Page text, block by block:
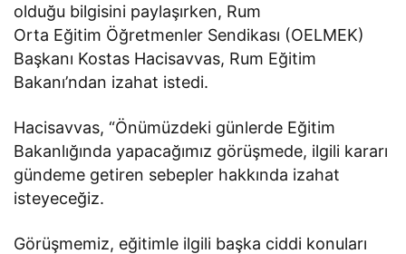
olduğu bilgisini paylaşırken, Rum
Orta Eğitim Öğretmenler Sendikası (OELMEK)
Başkanı Kostas Hacisavvas, Rum Eğitim
Bakanı’ndan izahat istedi.
Hacisavvas, “Önümüzdeki günlerde Eğitim
Bakanlığında yapacağımız görüşmede, ilgili kararı
gündeme getiren sebepler hakkında izahat
isteyeceğiz.
Görüşmemiz, eğitimle ilgili başka ciddi konuları